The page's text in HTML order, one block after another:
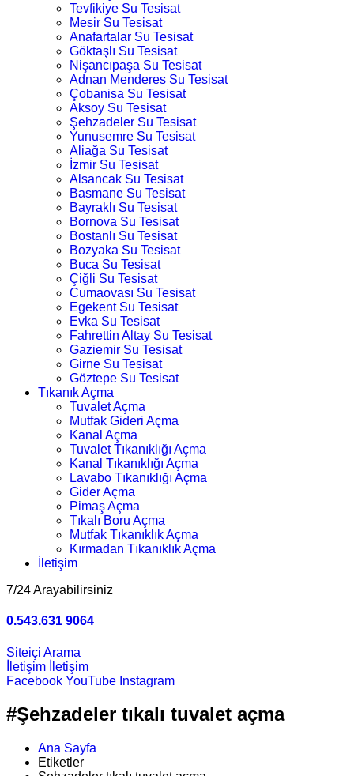
Tevfikiye Su Tesisat
Mesir Su Tesisat
Anafartalar Su Tesisat
Göktaşlı Su Tesisat
Nişancıpaşa Su Tesisat
Adnan Menderes Su Tesisat
Çobanisa Su Tesisat
Aksoy Su Tesisat
Şehzadeler Su Tesisat
Yunusemre Su Tesisat
Aliağa Su Tesisat
İzmir Su Tesisat
Alsancak Su Tesisat
Basmane Su Tesisat
Bayraklı Su Tesisat
Bornova Su Tesisat
Bostanlı Su Tesisat
Bozyaka Su Tesisat
Buca Su Tesisat
Çiğli Su Tesisat
Cumaovası Su Tesisat
Egekent Su Tesisat
Evka Su Tesisat
Fahrettin Altay Su Tesisat
Gaziemir Su Tesisat
Girne Su Tesisat
Göztepe Su Tesisat
Tıkanık Açma
Tuvalet Açma
Mutfak Gideri Açma
Kanal Açma
Tuvalet Tıkanıklığı Açma
Kanal Tıkanıklığı Açma
Lavabo Tıkanıklığı Açma
Gider Açma
Pimaş Açma
Tıkalı Boru Açma
Mutfak Tıkanıklık Açma
Kırmadan Tıkanıklık Açma
İletişim
7/24 Arayabilirsiniz
0.543.631 9064
Siteiçi Arama
İletişim
İletişim
Facebook YouTube Instagram
#Şehzadeler tıkalı tuvalet açma
Ana Sayfa
Etiketler